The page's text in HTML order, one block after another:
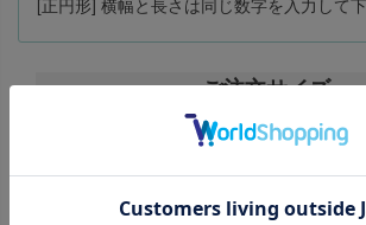
ご注文サイズ
お客様のオーダーラグ価